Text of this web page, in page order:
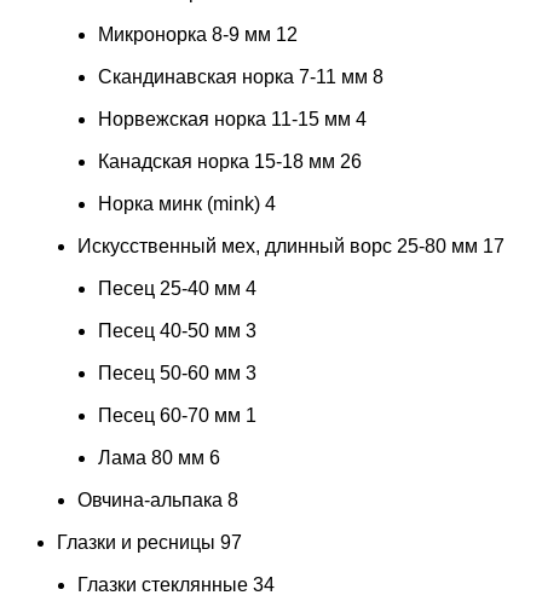
Микронорка 8-9 мм 12
Скандинавская норка 7-11 мм 8
Норвежская норка 11-15 мм 4
Канадская норка 15-18 мм 26
Норка минк (mink) 4
Искусственный мех, длинный ворс 25-80 мм 17
Песец 25-40 мм 4
Песец 40-50 мм 3
Песец 50-60 мм 3
Песец 60-70 мм 1
Лама 80 мм 6
Овчина-альпака 8
Глазки и ресницы 97
Глазки стеклянные 34